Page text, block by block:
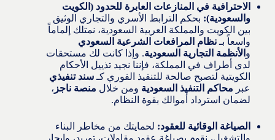
الاحترافية في المنازعات العابرة للحدود (الكويت
والسعودية): بحكم الترابط الأسري والتجاري الوثيق
بين الكويت والمملكة العربية السعودية، نمتلك إلماماً
واسعاً بـ نظام المرافعات الشرعية السعودي
و الأنظمة التجارية السعودية. وإذا كانت لك مستحقات
لدى أطراف في المملكة، فإننا نجيد تذييل الأحكام
الكويتية لتصبح صالحة للتنفيذ الفوري كـ سند تنفيذي
عبر محاكم التنفيذ السعودية ومن خلال منصة ناجز ،
لضمان استرداد أموالك بقوة النظام.
الصياغة الوقائية للعقود: لحمايتك من مخاطر البناء
والتشغيل، نقوم بصياغة عقود مقاولات، توريد، وإيجار